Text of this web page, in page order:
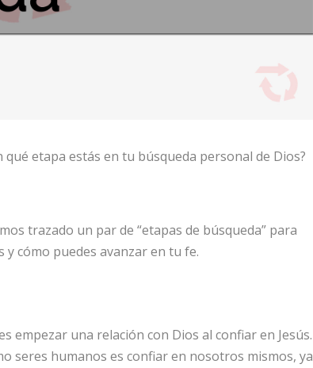
etapa estás en tu búsqueda personal de Dios?
trazado un par de “etapas de búsqueda” para
cómo puedes avanzar en tu fe.
empezar una relación con Dios al confiar en Jesús.
seres humanos es confiar en nosotros mismos, ya